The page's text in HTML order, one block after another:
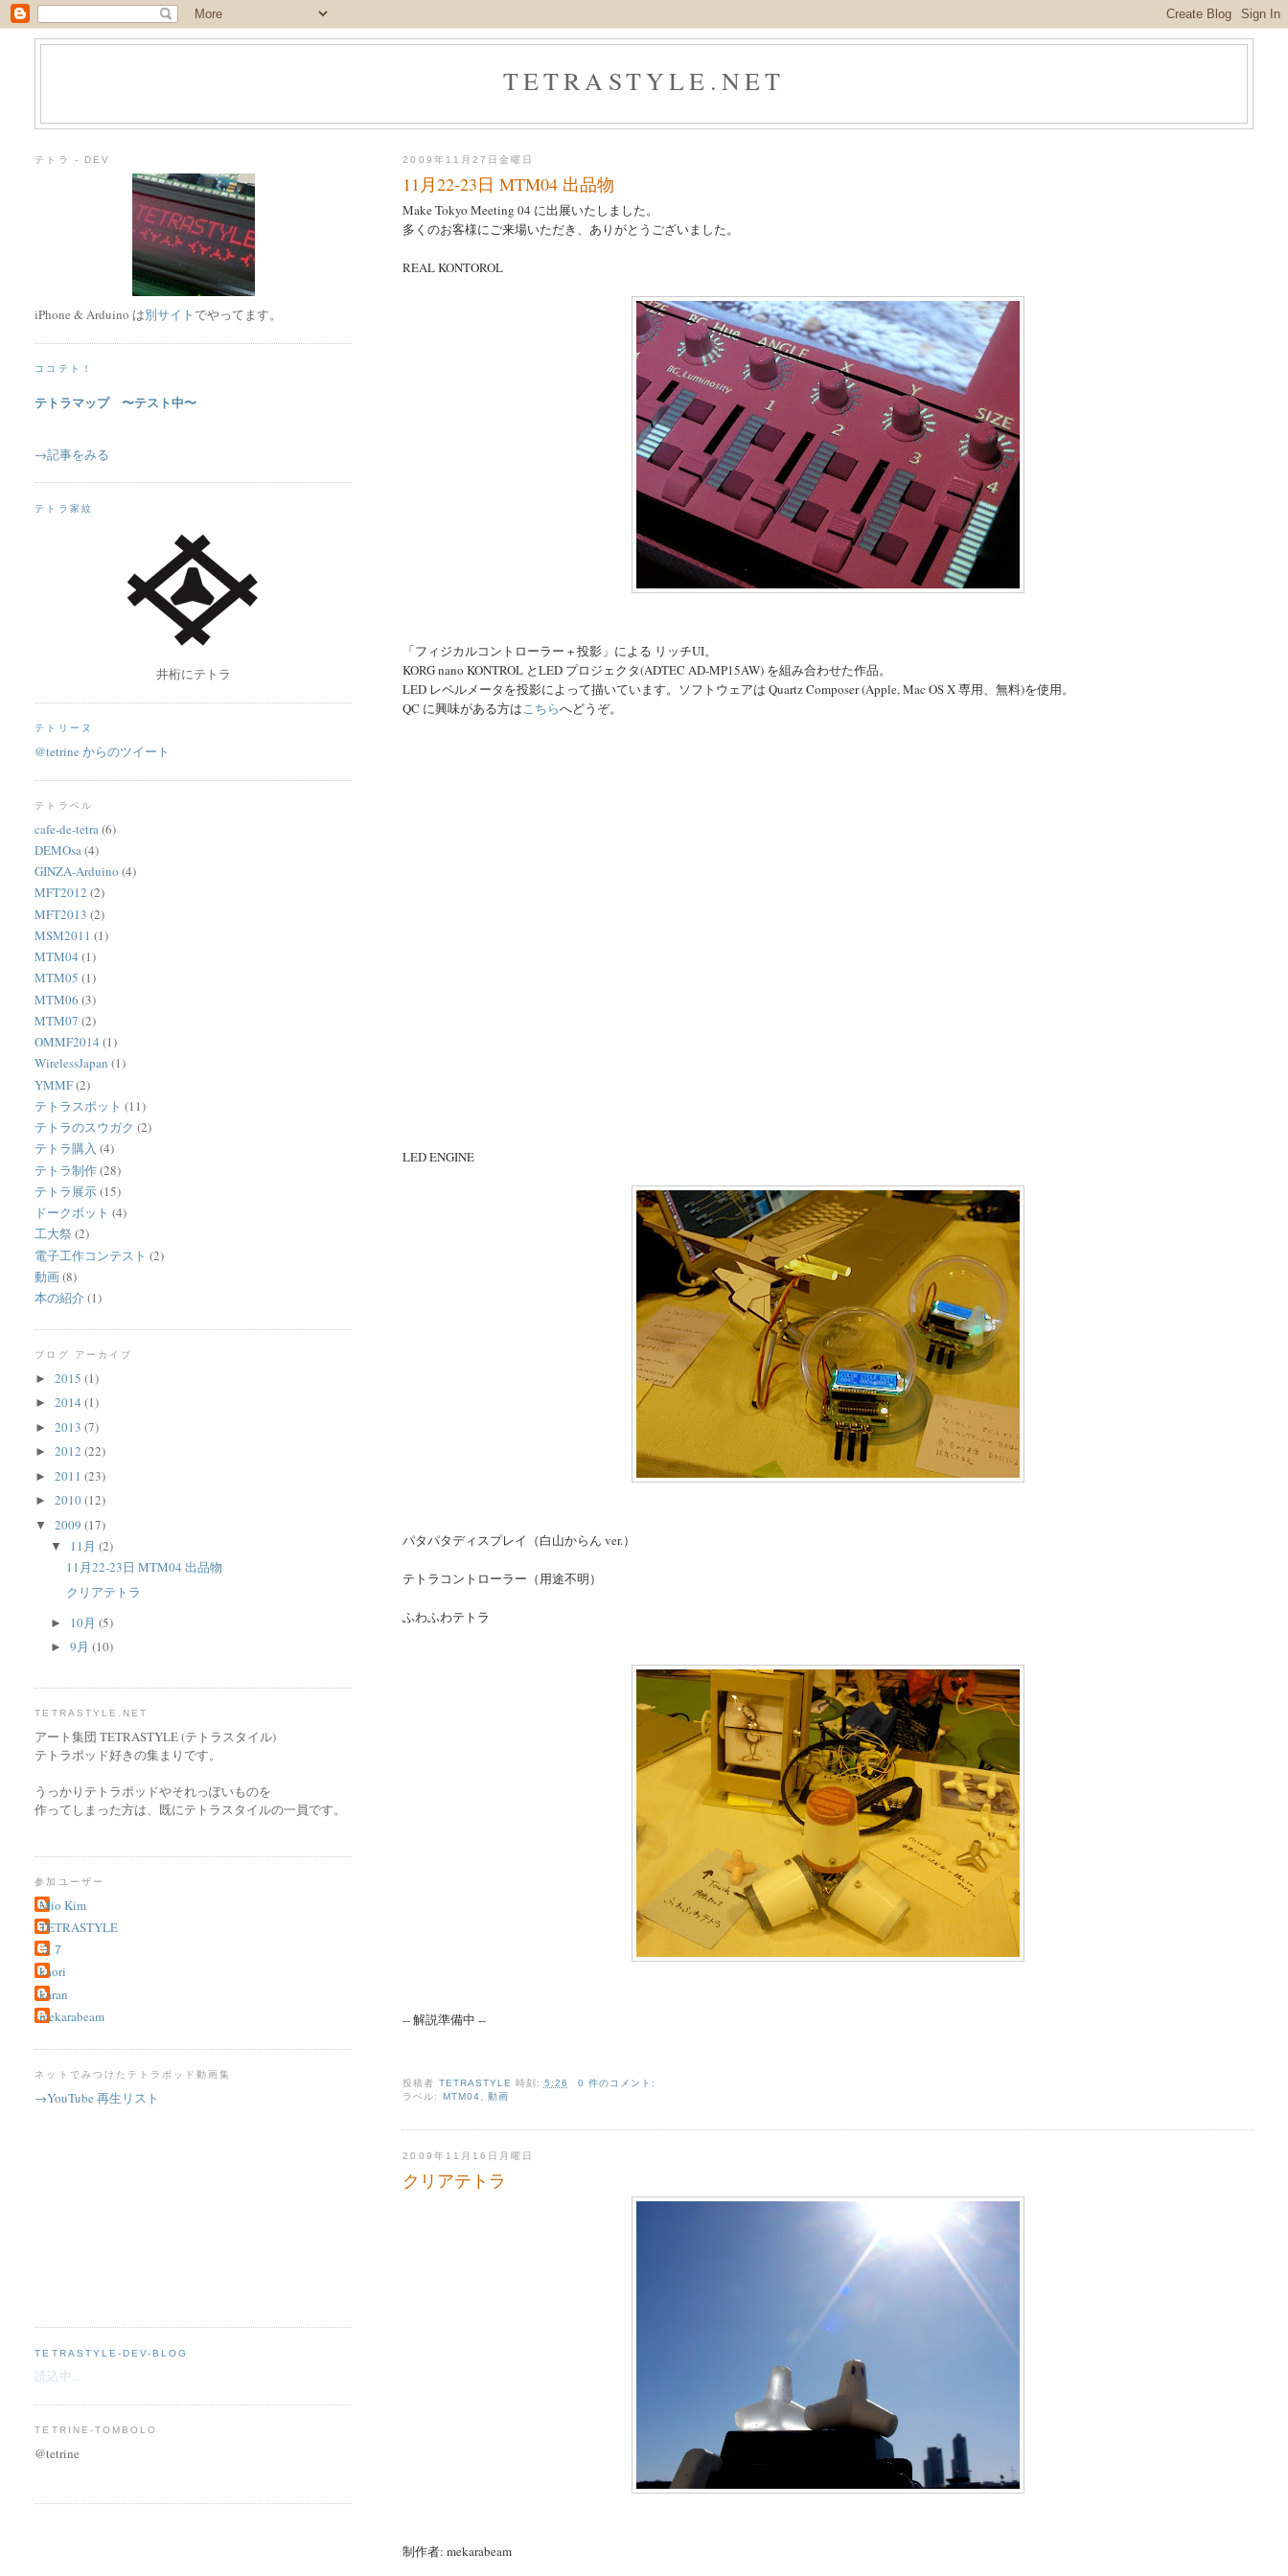
TETRASTYLE.NET
2009年11月27日金曜日
11月22-23日 MTM04 出品物
Make Tokyo Meeting 04 に出展いたしました。
多くのお客様にご来場いただき、ありがとうございました。
REAL KONTOROL
「フィジカルコントローラー + 投影」による リッチUI。
KORG nano KONTROL とLED プロジェクタ(ADTEC AD-MP15AW) を組み合わせた作品。
LED レベルメータを投影によって描いています。ソフトウェアは Quartz Composer (Apple, Mac OS X 専用、無料)を使用。
QC に興味がある方はこちらへどうぞ。
LED ENGINE
パタパタディスプレイ（白山からん ver.）
テトラコントローラー（用途不明）
ふわふわテトラ
-- 解説準備中 --
投稿者 TETRASTYLE 時刻: 5:26
0 件のコメント:
ラベル: MTM04 動画
2009年11月16日月曜日
クリアテトラ
制作者: mekarabeam
テトラ - DEV
iPhone & Arduino は別サイト でやってます。
ココテト！
テトラマップ 〜テスト中〜
→記事をみる
テトラ家紋
井桁にテトラ
テトリーヌ
@tetrine からのツイート
テトラベル
cafe-de-tetra(6)
DEMOsa(4)
GINZA-Arduino (4)
MFT2012 (2)
MFT2013 (2)
MSM2011 (1)
MTM04 (1)
MTM05 (1)
MTM06 (3)
MTM07 (2)
OMMF2014 (1)
WirelessJapan (1)
YMMF(2)
テトラスポット (11)
テトラのスウガク (2)
テトラ購入 (4)
テトラ制作(28)
テトラ展示(15)
ドークボット (4)
工大祭 (2)
電子工作コンテスト (2)
動画(8)
本の紹介 (1)
ブログ アーカイブ
►2015(1)
►2014(1)
►2013(7)
►2012(22)
►2011(23)
►2010(12)
▼2009(17)
▼ 11月(2)
11月22-23日 MTM04 出品物
クリアテトラ
► 10月(5)
►9月(10)
TETRASTYLE.NET
アート集団 TETRASTYLE (テトラスタイル)
テトラポッド好きの集まりです。
うっかりテトラポッドやそれっぽいものを
作ってしまった方は、既にテトラスタイルの一員です。
参加ユーザー
Mio Kim
TETRASTYLE
３７
kaori
karan
mekarabeam
ネットでみつけたテトラポッド動画集
→YouTube 再生リスト
TETRASTYLE-DEV-BLOG
読込中...
TETRINE-TOMBOLO
@tetrine